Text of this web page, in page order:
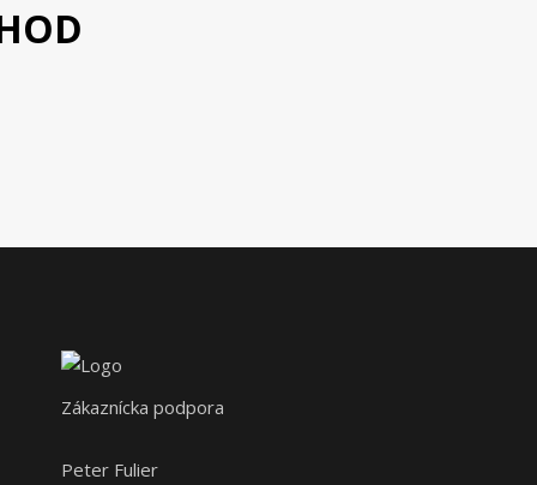
Zákaznícka podpora
Peter Fulier